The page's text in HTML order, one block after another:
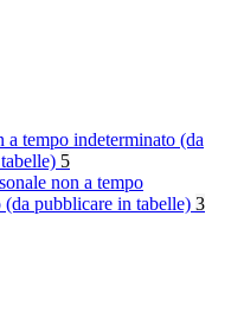
a tempo indeterminato (da
5
non a tempo
(da pubblicare in tabelle) 3